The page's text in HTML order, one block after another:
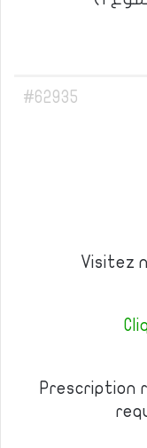
#62935
Visitez
Prescription